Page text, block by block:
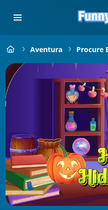
Aventura Procure